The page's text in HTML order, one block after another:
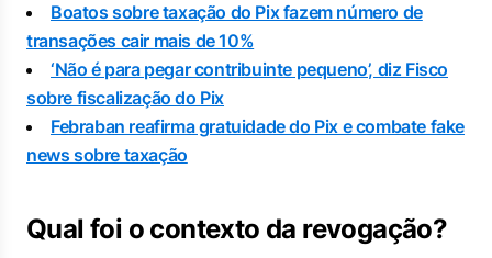
Boatos sobre taxação do Pix fazem número de
transações cair mais de 10%
‘Não é para pegar contribuinte pequeno’, diz Fisco
sobre fiscalização do Pix
Febraban reafirma gratuidade do Pix e combate fake
news sobre taxação
Qual foi o contexto da revogação?